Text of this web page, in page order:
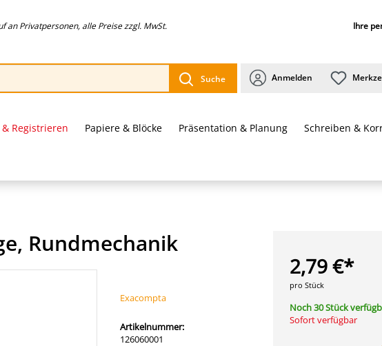
an Privatpersonen, alle Preise zzgl. MwSt. Ihre
Suche Anmelden
Registrieren Papiere & Blöcke Präsentation & Planung Schreiben &
Rundmechanik
Exacompta
Artikelnummer:
126060001
2,79 €*
pro Stück
Noch 30 Stück
Sofort verfügbar